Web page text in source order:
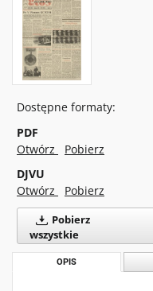
Dostępne formaty:
PDF
Otwórz
Pobierz
DJVU
Otwórz
Pobierz
Pobierz
wszystkie
OPIS